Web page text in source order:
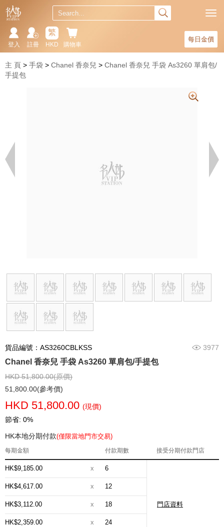
每日金價
購物車
繁
HKD
註冊
登入
主 頁 手袋 Chanel 香奈兒
Chanel 香奈兒 手袋 As3260 單肩包/
手提包
貨品編號：AS3260CBLKSS 3977
Chanel 香奈兒 手袋 As3260 單肩包/手提包
HKD 51,800.00(原價)
51,800.00(參考價)
HKD 51,800.00 (現價)
節省: 0%
HK本地分期付款(僅限當地門市交易)
每期金額 付款期數 接受分期付款門店
HK$9,185.00 x 6
門店資料
HK$4,617.00 x 12
HK$3,112.00 x 18
HK$2,359.00 x 24